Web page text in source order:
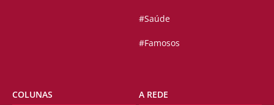
#Saúde
#Famosos
COLUNAS A REDE